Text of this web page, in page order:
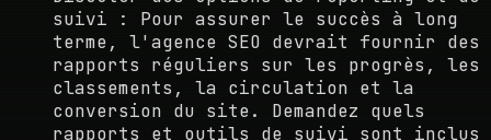
suivi : Pour assurer le succès à long
terme, l'agence SEO devrait fournir des
rapports réguliers sur les progrès, les
classements, la circulation et la
conversion du site. Demandez quels
rapports et outils de suivi sont inclus